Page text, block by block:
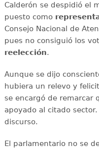
Calderón se despidió el
puesto como
Consejo Nacional de
pues no consiguió los
reelección.
Aunque se dijo
hubiera un relevo y
se encargó de remarcar
apoyado al citado
discurso.
El parlamentario no se